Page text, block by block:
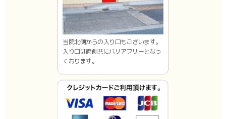
当院北側からの入り口もございます。
入り口は両側共にバリアフリーとなっ
ております。